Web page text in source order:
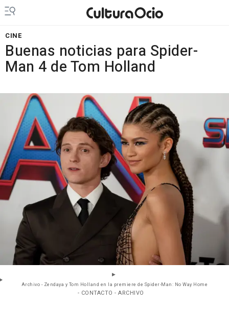
CINE
Buenas noticias para Spider-
Man 4 de Tom Holland
Archivo - Zendaya y Tom Holland en la premiere de Spider-Man: No Way Home
- CONTACTO - ARCHIVO